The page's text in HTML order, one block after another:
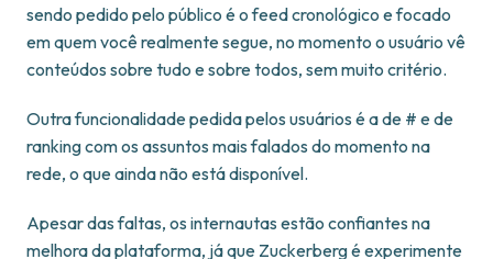
sendo pedido pelo público é o feed cronológico e focado
em quem você realmente segue, no momento o usuário vê
conteúdos sobre tudo e sobre todos, sem muito critério.
Outra funcionalidade pedida pelos usuários é a de # e de
ranking com os assuntos mais falados do momento na
rede, o que ainda não está disponível.
Apesar das faltas, os internautas estão confiantes na
melhora da plataforma, já que Zuckerberg é experimente